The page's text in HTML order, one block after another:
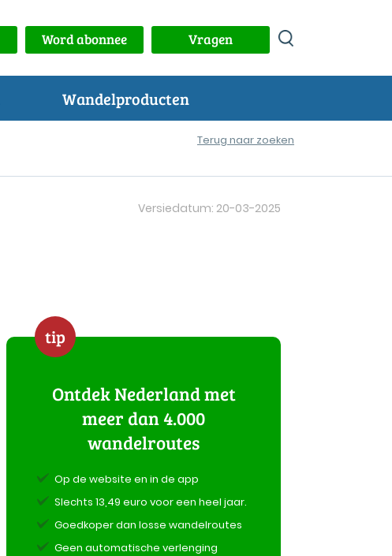
Word abonnee Vragen
Wandelproducten
Terug naar zoeken
Versiedatum: 20-03-2025
tip
Ontdek Nederland met
meer dan 4.000
wandelroutes
Op de website en in de app
Slechts 13,49 euro voor een heel jaar.
Goedkoper dan losse wandelroutes
Geen automatische verlenging